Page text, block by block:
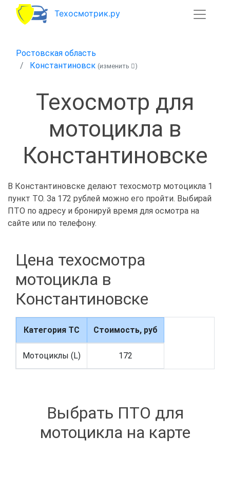
Техосмотрик.ру
Ростовская область
Константиновск (изменить )
Техосмотр для
мотоцикла в
Константиновске
В Константиновске делают техосмотр мотоцикла 1
пункт ТО. За 172 рублей можно его пройти. Выбирай
ПТО по адресу и бронируй время для осмотра на
сайте или по телефону.
Цена техосмотра
мотоцикла в
Константиновске
Категория ТС Стоимость, руб
Мотоциклы (L) 172
Выбрать ПТО для
мотоцикла на карте